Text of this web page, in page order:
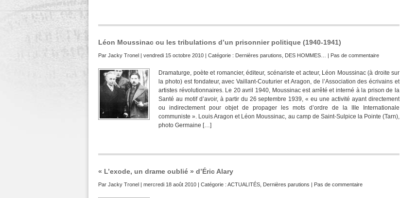
Léon Moussinac ou les tribulations d’un prisonnier politique (1940-1941)
Par Jacky Tronel | vendredi 15 octobre 2010 | Catégorie : Dernières parutions DES HOMMES… | Pas de commentaire
Dramaturge, poète et romancier, éditeur, scénariste et acteur, Léon Moussinac (à droite sur
la photo) est fondateur, avec Vaillant-Couturier et Aragon, de l’Association des écrivains et
artistes révolutionnaires. Le 20 avril 1940, Moussinac est arrêté et interné à la prison de la
Santé au motif d’avoir, à partir du 26 septembre 1939, « eu une activité ayant directement
ou indirectement pour objet de propager les mots d’ordre de la IIIe Internationale
communiste ». Louis Aragon et Léon Moussinac, au camp de Saint-Sulpice la Pointe (Tarn),
photo Germaine […]
« L’exode, un drame oublié » d’Éric Alary
Par Jacky Tronel | mercredi 18 août 2010 | Catégorie : ACTUALITÉS Dernières parutions | Pas de commentaire